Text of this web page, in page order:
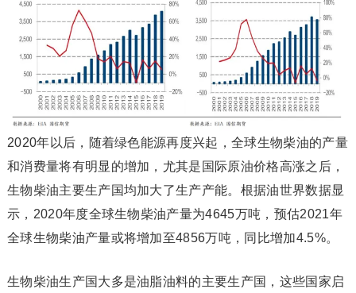
2020年以后，随着绿色能源再度兴起，全球生物柴油的产量
和消费量将有明显的增加，尤其是国际原油价格高涨之后，
生物柴油主要生产国均加大了生产产能。根据油世界数据显
示，2020年度全球生物柴油产量为4645万吨，预估2021年
全球生物柴油产量或将增加至4856万吨，同比增加4.5%。
生物柴油生产国大多是油脂油料的主要生产国，这些国家启